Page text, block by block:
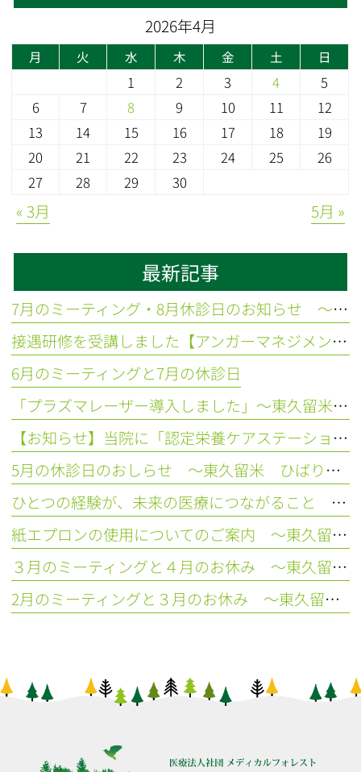
2026年4月
月 火 水 木 金 土 日
1 2 3 4
5
6
7 8 9 10 11
12
13
14 15 16 17 18
19
20
21 22 23 24 25
26
27
28 29 30
« 3月 5月 »
最新記事
7月のミーティング・8月休診日のお知らせ ～東久留米 ひばりの森歯科～
接遇研修を受講しました【アンガーマネジメント】
6月のミーティングと7月の休診日
「プラズマレーザー導入しました」～東久留米 ひばりの森歯科～
【お知らせ】当院に「認定栄養ケアステーションひばり相談室」が誕生しました！
5月の休診日のおしらせ ～東久留米 ひばりの森歯科～
ひとつの経験が、未来の医療につながること ～東久留米 ひばりの森歯科～
紙エプロンの使用についてのご案内 ～東久留米 ひばりの森歯科～
３月のミーティングと４月のお休み ～東久留米 ひばりの森歯科～
2月のミーティングと３月のお休み ～東久留米 ひばりの森歯科～